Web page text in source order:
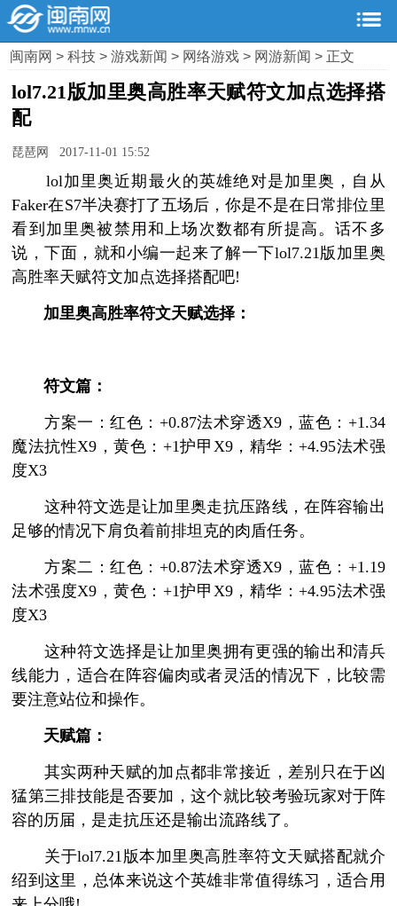
闽南网>科技>游戏新闻> 网络游戏> 网游新闻> 正文
lol7.21版加里奥高胜率天赋符文加点选择搭
配
琵琶网 2017-11-01 15:52
lol加里奥近期最火的英雄绝对是加里奥，自从
Faker在S7半决赛打了五场后，你是不是在日常排位里
看到加里奥被禁用和上场次数都有所提高。话不多
说，下面，就和小编一起来了解一下lol7.21版加里奥
高胜率天赋符文加点选择搭配吧!
加里奥高胜率符文天赋选择：
符文篇：
方案一：红色：+0.87法术穿透X9，蓝色：+1.34
魔法抗性X9，黄色：+1护甲X9，精华：+4.95法术强
度X3
这种符文选是让加里奥走抗压路线，在阵容输出
足够的情况下肩负着前排坦克的肉盾任务。
方案二：红色：+0.87法术穿透X9，蓝色：+1.19
法术强度X9，黄色：+1护甲X9，精华：+4.95法术强
度X3
这种符文选择是让加里奥拥有更强的输出和清兵
线能力，适合在阵容偏肉或者灵活的情况下，比较需
要注意站位和操作。
天赋篇：
其实两种天赋的加点都非常接近，差别只在于凶
猛第三排技能是否要加，这个就比较考验玩家对于阵
容的历届，是走抗压还是输出流路线了。
关于lol7.21版本加里奥高胜率符文天赋搭配就介
绍到这里，总体来说这个英雄非常值得练习，适合用